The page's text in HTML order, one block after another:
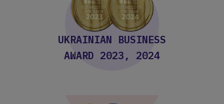
UKRAINIAN BUSINESS
AWARD 2023, 2024